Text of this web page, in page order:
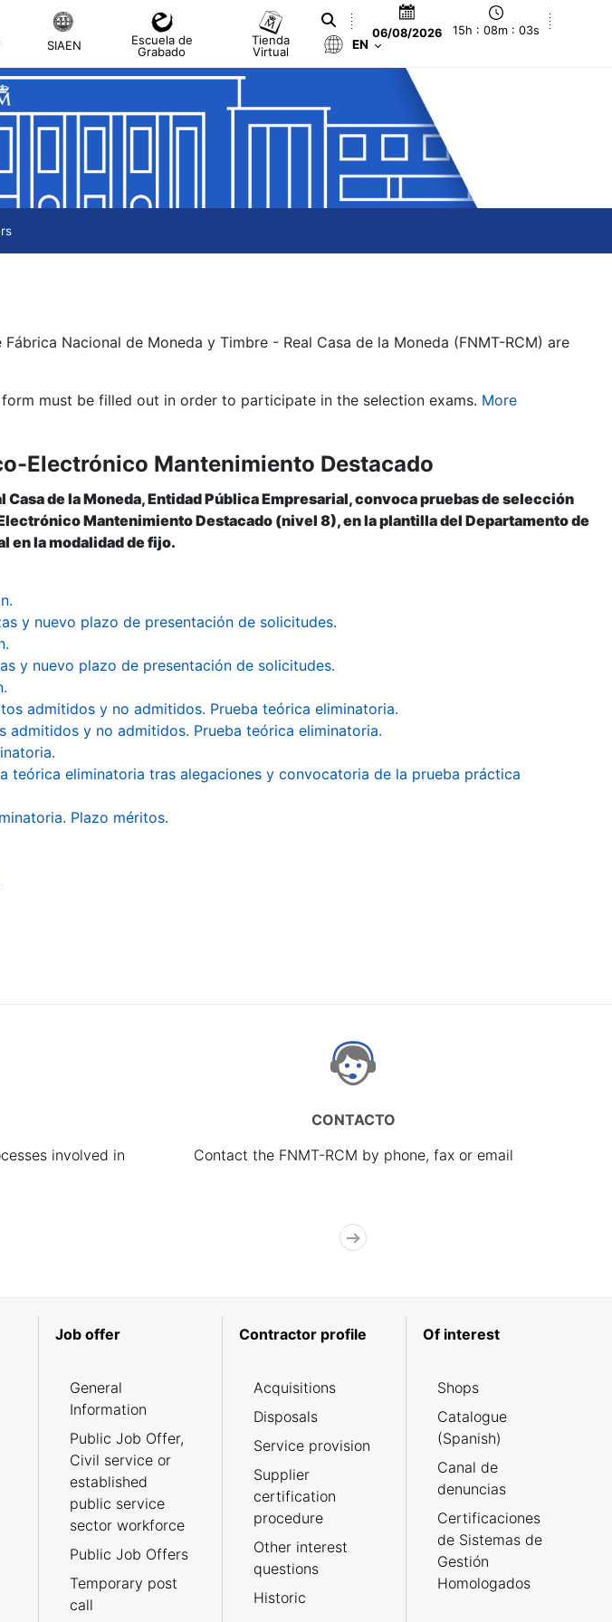
SIAEN
Escuela de
Grabado
Tienda
Virtual
06/08/2026 15h : 08m : 03s
EN
Nacional de Moneda y Timbre - Real Casa de la Moneda (FNMT-RCM) are
must be filled out in order to participate in the selection exams. More
Electrónico Mantenimiento Destacado
Casa de la Moneda, Entidad Pública Empresarial, convoca pruebas de selección
Mantenimiento Destacado (nivel 8), en la plantilla del Departamento de
en la modalidad de fijo.
y nuevo plazo de presentación de solicitudes.
y nuevo plazo de presentación de solicitudes.
admitidos y no admitidos. Prueba teórica eliminatoria.
admitidos y no admitidos. Prueba teórica eliminatoria.
teórica eliminatoria tras alegaciones y convocatoria de la prueba práctica
Plazo méritos.
involved in
CONTACTO
Contact the FNMT-RCM by phone, fax or email
Job offer
General
Information
Public Job Offer,
Civil service or
established
public service
sector workforce
Public Job Offers
Temporary post
call
Contractor profile
Acquisitions
Disposals
Service provision
Supplier
certification
procedure
Other interest
questions
Historic
Of interest
Shops
Catalogue
(Spanish)
Canal de
denuncias
Certificaciones
de Sistemas de
Gestión
Homologados